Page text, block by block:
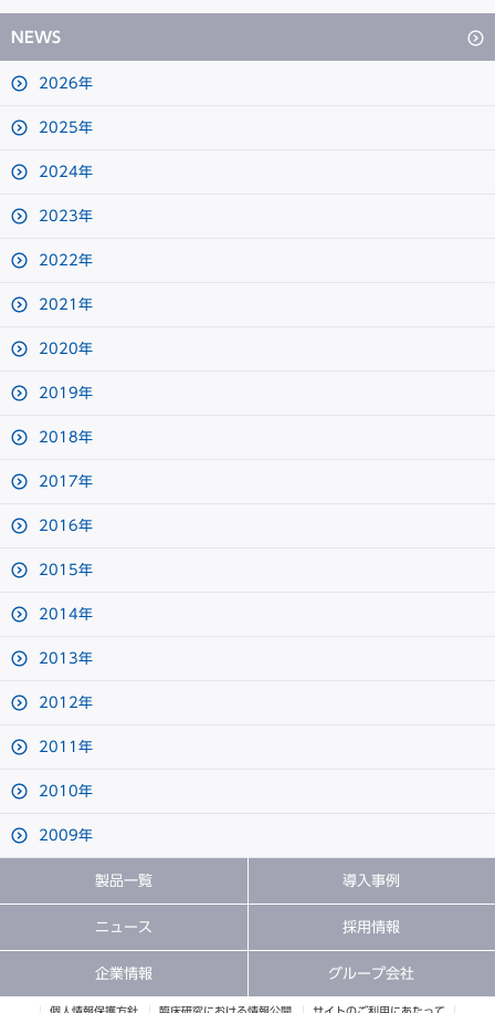
NEWS
2026年
2025年
2024年
2023年
2022年
2021年
2020年
2019年
2018年
2017年
2016年
2015年
2014年
2013年
2012年
2011年
2010年
2009年
製品一覧 導入事例
ニュース
企業情報
採用情報
グループ会社